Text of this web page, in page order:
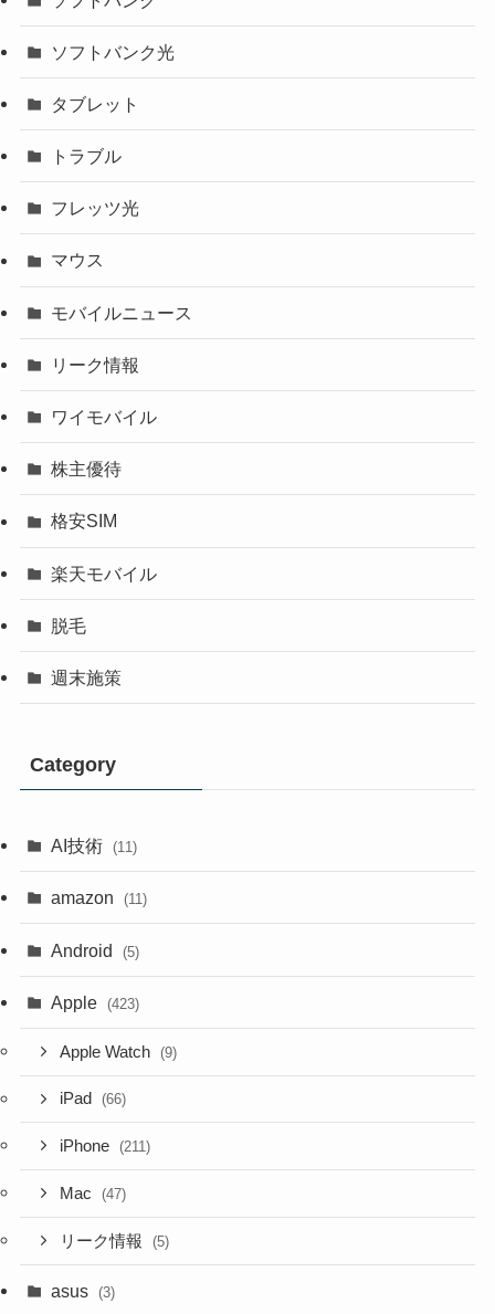
ソフトバンク光
タブレット
トラブル
フレッツ光
マウス
モバイルニュース
リーク情報
ワイモバイル
株主優待
格安SIM
楽天モバイル
脱毛
週末施策
Category
AI技術 (11)
amazon (11)
Android (5)
Apple (423)
Apple Watch (9)
iPad (66)
iPhone (211)
Mac (47)
リーク情報 (5)
asus (3)